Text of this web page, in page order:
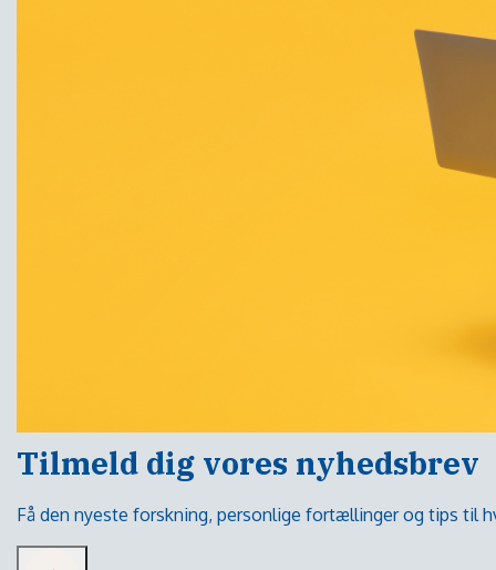
Tilmeld dig vores nyhedsbrev
Få den nyeste forskning, personlige fortællinger og tips til